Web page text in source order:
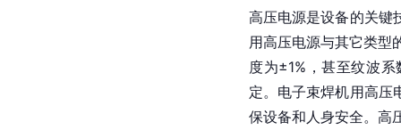
高压电源是设备的关键
用高压电源与其它类型
度为±1%，甚至纹波
定。电子束焊机用高压
保设备和人身安全。高